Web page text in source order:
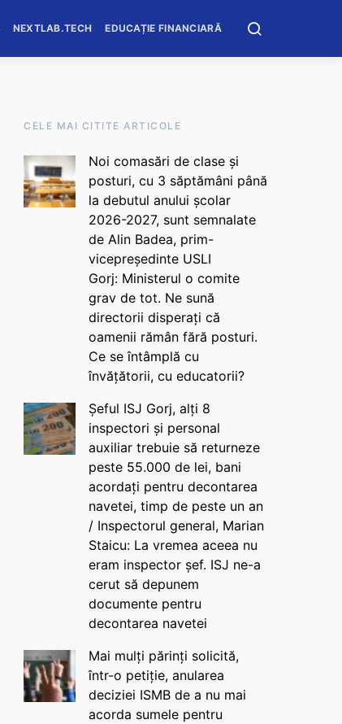
NEXTLAB.TECH EDUCAȚIE FINANCIARĂ
CELE MAI CITITE ARTICOLE
Noi comasări de clase și
posturi, cu 3 săptămâni până
la debutul anului școlar
2026-2027, sunt semnalate
de Alin Badea, prim-
vicepreședinte USLI
Gorj: Ministerul o comite
grav de tot. Ne sună
directorii disperați că
oamenii rămân fără posturi.
Ce se întâmplă cu
învățătorii, cu educatorii?
Șeful ISJ Gorj, alți 8
inspectori și personal
auxiliar trebuie să returneze
peste 55.000 de lei, bani
acordați pentru decontarea
navetei, timp de peste un an
/ Inspectorul general, Marian
Staicu: La vremea aceea nu
eram inspector șef. ISJ ne-a
cerut să depunem
documente pentru
decontarea navetei
Mai mulți părinți solicită,
într-o petiție, anularea
deciziei ISMB de a nu mai
acorda sumele pentru